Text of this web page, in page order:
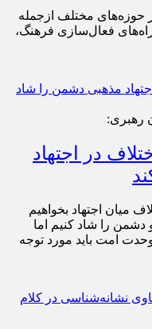
حوزه‌های مختلف ازجمله
فعال‌سازی فرهنگ،
رهبری:
در اجتهاد
میان اجتهاد بخواهیم
دشمن را شاد کنیم اما
امت باید مورد توجه